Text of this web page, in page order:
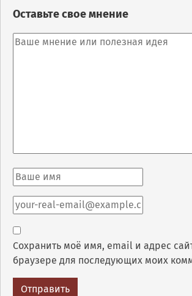
Оставьте свое мнение
Сохранить моё имя, email и адрес
браузере для последующих моих